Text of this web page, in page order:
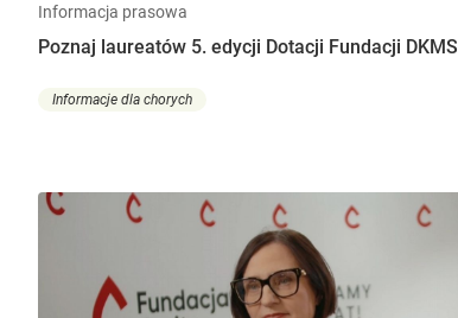
Informacja prasowa
Poznaj laureatów 5. edycji Dotacji Fundacji DKMS
Informacje dla chorych